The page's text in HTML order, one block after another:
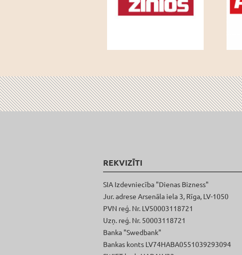
REKVIZĪTI
SIA Izdevniecība "Dienas Bizness"
Jur. adrese Arsenāla iela 3, Rīga, LV-1050
PVN reģ. Nr. LV50003118721
Uzņ. reģ. Nr. 50003118721
Banka "Swedbank"
Bankas konts LV74HABA0551039293094